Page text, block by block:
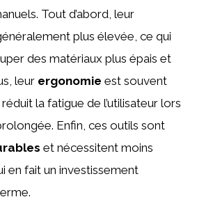
Tout d’abord, leur
plus élevée, ce qui
des matériaux plus épais et
leur ergonomie est souvent
la fatigue de l’utilisateur lors
Enfin, ces outils sont
et nécessitent moins
en fait un investissement